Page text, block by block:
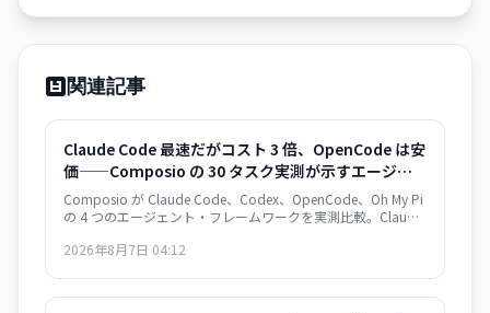
関連記事
Claude Code 最速だがコスト 3 倍、OpenCode は安
価——Composio の 30 タスク実測が示すエージェン
ト・フレームワークの選択基準
Composio が Claude Code、Codex、OpenCode、Oh My Pi
の 4 つのエージェント・フレームワークを実測比較。Claude
OpenCode は $0.073 で 2.7 倍安いが遅い。成功率は接近。
2026年8月7日 04:12